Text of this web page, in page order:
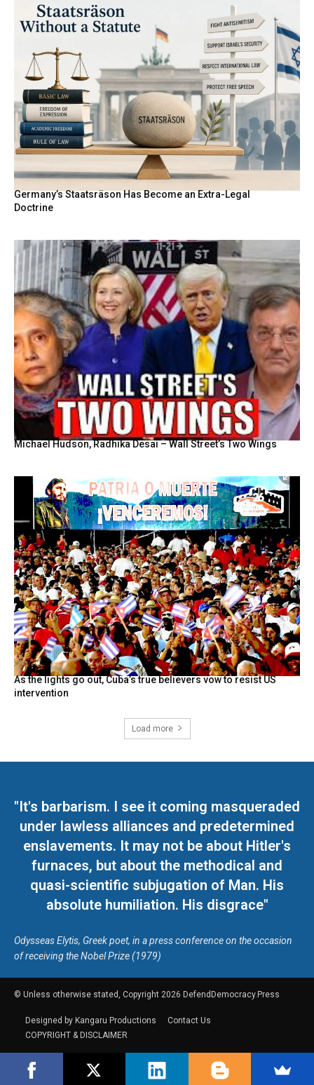
Germany’s Staatsräson Has Become an Extra-Legal
Doctrine
Michael Hudson, Radhika Desai – Wall Street’s Two Wings
As the lights go out, Cuba’s true believers vow to resist US
intervention
Load more
"It's barbarism. I see it coming masqueraded
under lawless alliances and predetermined
enslavements. It may not be about Hitler's
furnaces, but about the methodical and
quasi-scientific subjugation of Man. His
absolute humiliation. His disgrace"
Odysseas Elytis, Greek poet, in a press conference on the occasion
of receiving the Nobel Prize (1979)
© Unless otherwise stated, Copyright 2026 DefendDemocracy.Press
Designed by Kangaru Productions
Contact Us
COPYRIGHT & DISCLAIMER